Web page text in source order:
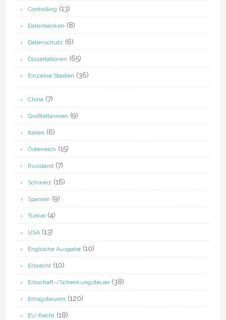
Controlling (13)
Datenbanken (8)
Datenschutz (6)
Dissertationen (65)
Einzelne Staaten (36)
China(7)
Großbritannien (9)
Italien (6)
Österreich (15)
Russland(7)
Schweiz (16)
Spanien (9)
Türkei (4)
USA(13)
Englische Ausgabe(10)
Erbrecht(10)
Erbschaft-/Schenkungsteuer(38)
Ertragsteuern (120)
EU-Recht(18)